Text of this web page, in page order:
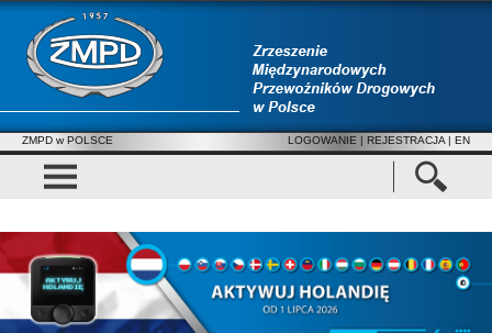
ZMPD w POLSCE LOGOWANIE | REJESTRACJA | EN